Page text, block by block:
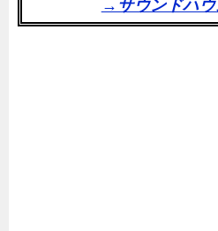
→サウンドハ